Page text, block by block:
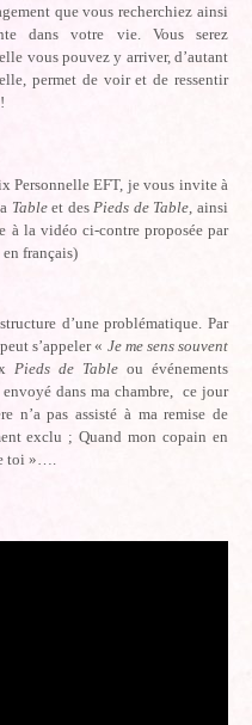
que vous recherchiez ainsi
dans votre vie. Vous serez
vous pouvez y arriver, d’autant
permet de voir et de ressentir
Personnelle EFT, je vous invite à
Tableet des Pieds de Table , ainsi
à la vidéo ci-contre proposée par
français)
d’une problématique. Par
s’appeler « Je me sens souvent
Pieds de Table ou événements
dans ma chambre, ce jour
n’a pas assisté à ma remise de
exclu ; Quand mon copain en
toi »….